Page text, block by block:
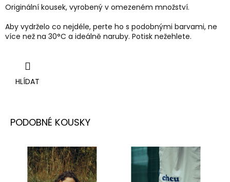
Originální kousek, vyrobený v omezeném množství.
Aby vydrželo co nejdéle, perte ho s podobnými barvami, ne
více než na 30°C a ideálně naruby. Potisk nežehlete.
HLÍDAT